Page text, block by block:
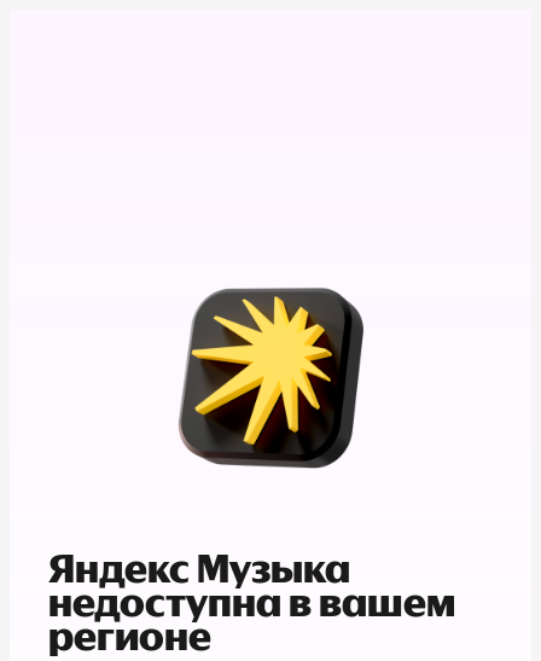
Яндекс Музыка
недоступна в вашем
регионе